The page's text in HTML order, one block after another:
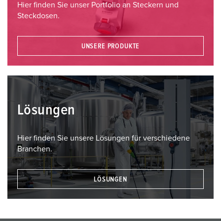
Hier finden Sie unser Portfolio an Steckern und
Steckdosen.
UNSERE PRODUKTE
Lösungen
Hier finden Sie unsere Lösungen für verschiedene
Branchen.
LÖSUNGEN